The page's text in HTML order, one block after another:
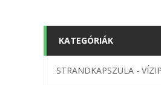
KATEGÓRIÁK